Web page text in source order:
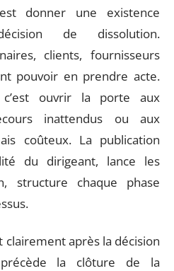
donner une existence
de dissolution.
clients, fournisseurs
pouvoir en prendre acte.
ouvrir la porte aux
inattendus ou aux
coûteux. La publication
du dirigeant, lance les
structure chaque phase
après la décision
la clôture de la